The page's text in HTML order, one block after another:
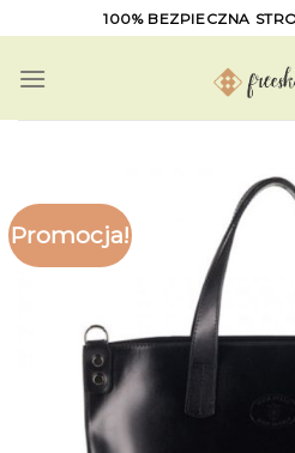
to
content
100% BEZPIECZNA
Promocja!